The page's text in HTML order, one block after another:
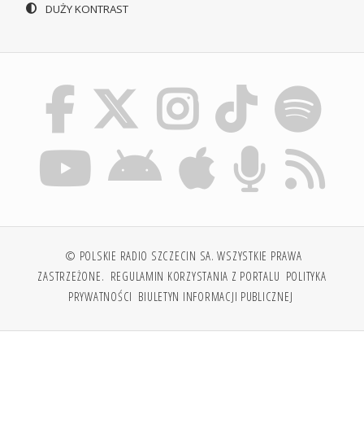
DUŻY KONTRAST
© POLSKIE RADIO SZCZECIN SA. WSZYSTKIE PRAWA
ZASTRZEŻONE. REGULAMIN KORZYSTANIA Z PORTALU POLITYKA
PRYWATNOŚCI BIULETYN INFORMACJI PUBLICZNEJ